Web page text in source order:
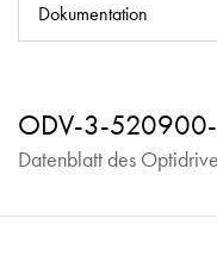
Dokumentation
ODV-3-
Datenblatt des